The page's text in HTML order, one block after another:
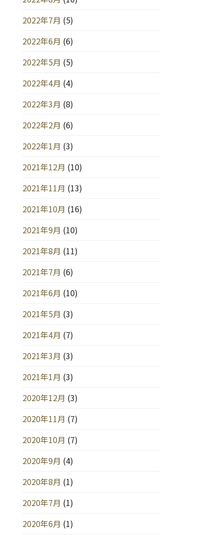
2022年7月 (5)
2022年6月 (6)
2022年5月 (5)
2022年4月 (4)
2022年3月 (8)
2022年2月 (6)
2022年1月 (3)
2021年12月 (10)
2021年11月 (13)
2021年10月 (16)
2021年9月 (10)
2021年8月 (11)
2021年7月 (6)
2021年6月 (10)
2021年5月 (3)
2021年4月 (7)
2021年3月 (3)
2021年1月 (3)
2020年12月 (3)
2020年11月 (7)
2020年10月 (7)
2020年9月 (4)
2020年8月 (1)
2020年7月 (1)
2020年6月 (1)